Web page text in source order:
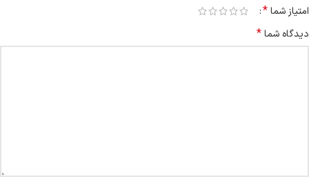
امتیاز شما*
دیدگاه شما*